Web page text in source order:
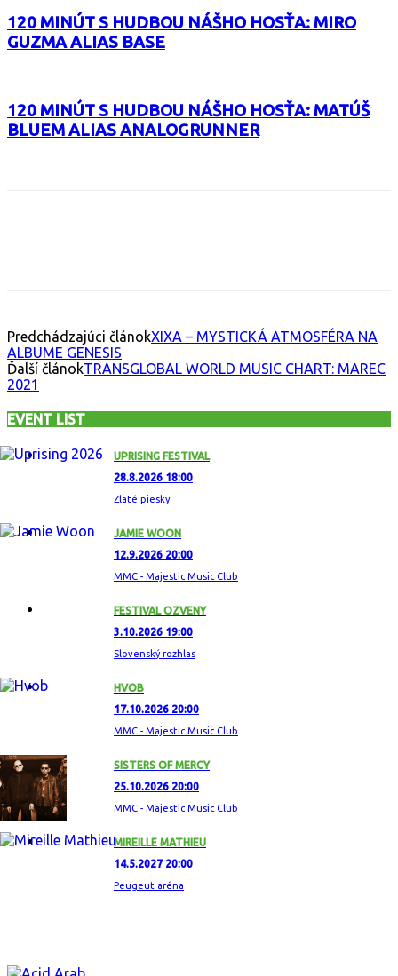
120 MINÚT S HUDBOU NÁŠHO HOSŤA: MIRO
GUZMA ALIAS BASE
120 MINÚT S HUDBOU NÁŠHO HOSŤA: MATÚŠ
BLUEM ALIAS ANALOGRUNNER
Predchádzajúci článokXIXA – MYSTICKÁ ATMOSFÉRA NA
ALBUME GENESIS
Ďalší článokTRANSGLOBAL WORLD MUSIC CHART: MAREC
2021
EVENT LIST
UPRISING FESTIVAL
28.8.2026 18:00
Zlaté piesky
JAMIE WOON
12.9.2026 20:00
MMC - Majestic Music Club
FESTIVAL OZVENY
3.10.2026 19:00
Slovenský rozhlas
HVOB
17.10.2026 20:00
MMC - Majestic Music Club
SISTERS OF MERCY
25.10.2026 20:00
MMC - Majestic Music Club
MIREILLE MATHIEU
14.5.2027 20:00
Peugeut aréna